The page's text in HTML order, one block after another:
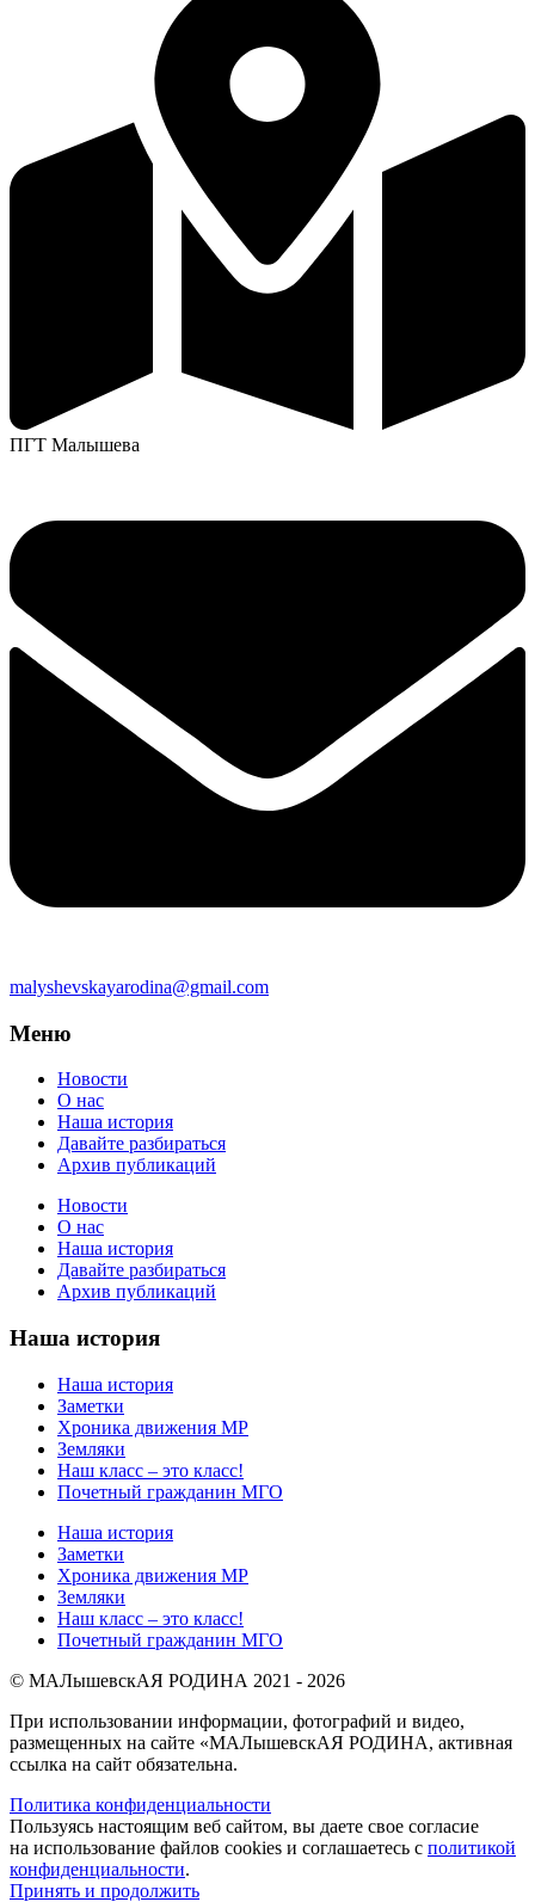
ПГТ Малышева
malyshevskayarodina@gmail.com
Меню
Новости
О нас
Наша история
Давайте разбираться
Архив публикаций
Новости
О нас
Наша история
Давайте разбираться
Архив публикаций
Наша история
Наша история
Заметки
Хроника движения МР
Земляки
Наш класс – это класс!
Почетный гражданин МГО
Наша история
Заметки
Хроника движения МР
Земляки
Наш класс – это класс!
Почетный гражданин МГО
© МАЛышевскАЯ РОДИНА 2021 - 2026
При использовании информации, фотографий и видео,
размещенных на сайте «МАЛышевскАЯ РОДИНА, активная
ссылка на сайт обязательна.
Политика конфиденциальности
Пользуясь настоящим веб сайтом, вы даете свое согласие
на использование файлов cookies и соглашаетесь с политикой
конфиденциальности.
Принять и продолжить